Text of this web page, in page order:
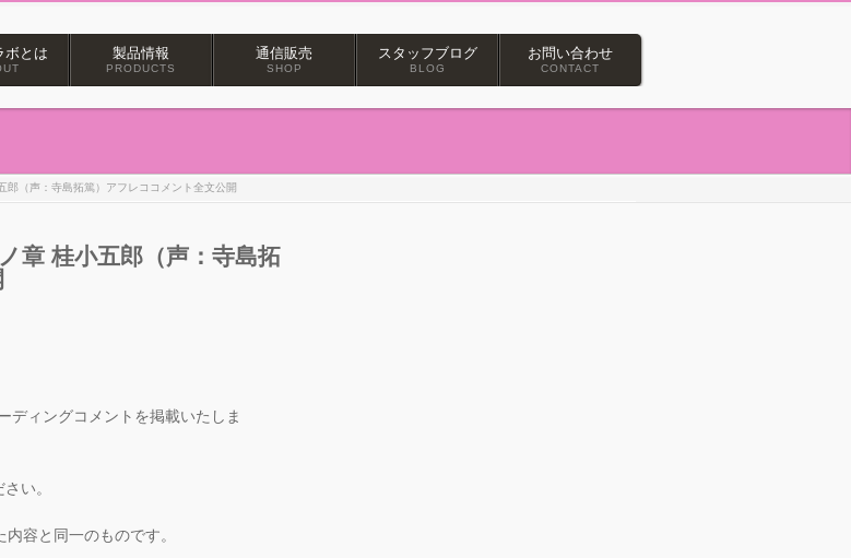
ボとは 製品情報
PRODUCTS
通信販売
SHOP
スタッフブログ
BLOG
お問い合わせ
CONTACT
郎（声：寺島拓篤）アフレココメント全文公開
章 桂小五郎（声：寺島拓
ディングコメントを掲載いたしま
い。
容と同一のものです。